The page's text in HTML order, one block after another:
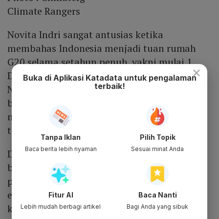
Climate Rangers
Novita Indri sangat antusias ketika
membahas Indonesia menjadi tuan rumah
G20 selama setahun penuh, yakni mulai 1
Desember 2021 hingga KTT G20 pada
November 2022. Seperti diketahui
bahwa Kelompok G20 merupakan kumpulan
negara-negara dengan perekonomian
terbesar di dunia.
Dengan demikian, G20 memiliki pengaruh
besar dalam mengatasi berbagai
permasalahan global, terutama ancaman
eksistensial terbesar umat manusia yakni
krisis iklim. Menurut Novita, ini adalah
×
Buka di Aplikasi Katadata untuk pengalaman
terbaik!
Tanpa Iklan
Baca berita lebih nyaman
Pilih Topik
Sesuai minat Anda
Fitur AI
Lebih mudah berbagi artikel
Baca Nanti
Bagi Anda yang sibuk